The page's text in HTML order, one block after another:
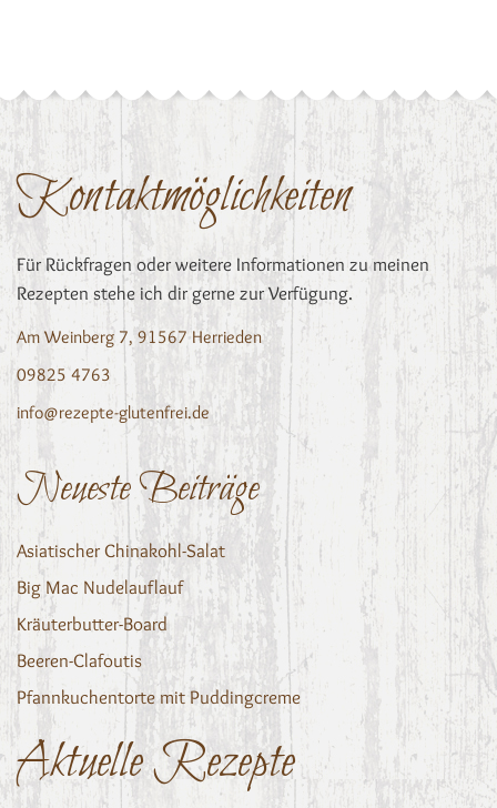
Kontaktmöglichkeiten
Für Rückfragen oder weitere Informationen zu meinen
Rezepten stehe ich dir gerne zur Verfügung.
Am Weinberg 7, 91567 Herrieden
09825 4763
info@rezepte-glutenfrei.de
Neueste Beiträge
Asiatischer Chinakohl-Salat
Big Mac Nudelauflauf
Kräuterbutter-Board
Beeren-Clafoutis
Pfannkuchentorte mit Puddingcreme
Aktuelle Rezepte